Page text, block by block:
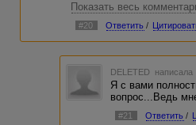
Я видел намного
1000, поверьте. И
Тут ничего не
не было прискорбным.:)
Показать весь
#20 Ответить /
DELETED
Я с вами
вопрос...Ведь
#21 Ответить /